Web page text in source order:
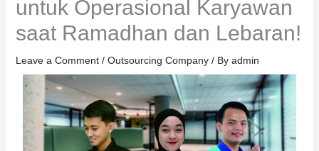
untuk Operasional Karyawan
saat Ramadhan dan Lebaran!
Leave a Comment / Outsourcing Company/ By admin